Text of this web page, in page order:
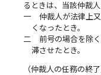
るときは、当該仲裁
一
仲裁人が法律上
くなったとき。
二
前号の場合を除
滞させたとき。
（仲裁人の任務の終了